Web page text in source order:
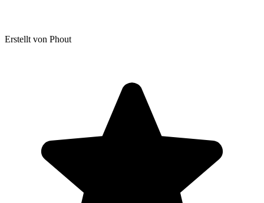
Erstellt von Phout